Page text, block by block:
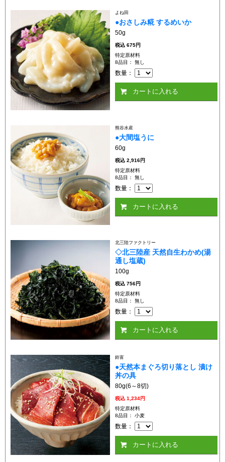
よね田
●おさしみ糀 するめいか
50g
税込675円
特定原材料
8品目： 無し
数量：
カートに入れる
熊谷水産
●大間塩うに
60g
税込2,916円
特定原材料
8品目： 無し
数量：
カートに入れる
北三陸ファクトリー
◇北三陸産 天然自生わかめ(湯
通し塩蔵)
100g
税込756円
特定原材料
8品目： 無し
数量：
カートに入れる
鈴富
●天然本まぐろ切り落とし 漬け
丼の具
80g(6～8切)
税込1,234円
特定原材料
8品目： 小麦
数量：
カートに入れる